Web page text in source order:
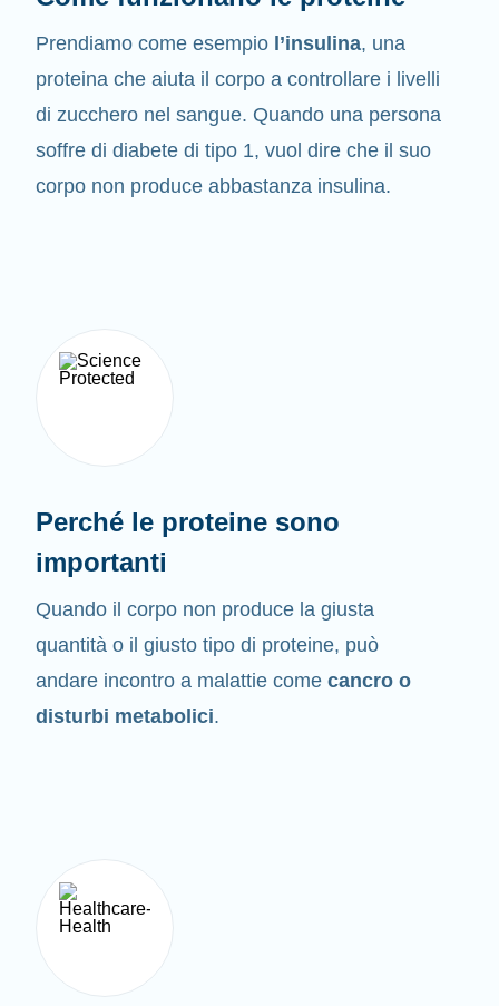
Prendiamo come esempio l’insulina, una
proteina che aiuta il corpo a controllare i livelli
di zucchero nel sangue. Quando una persona
soffre di diabete di tipo 1, vuol dire che il suo
corpo non produce abbastanza insulina.
Perché le proteine sono
importanti
Quando il corpo non produce la giusta
quantità o il giusto tipo di proteine, può
andare incontro a malattie come cancro o
disturbi metabolici.